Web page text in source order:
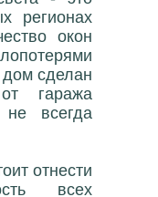
регионах
окон
сделан
гаража
всегда
отнести
всех